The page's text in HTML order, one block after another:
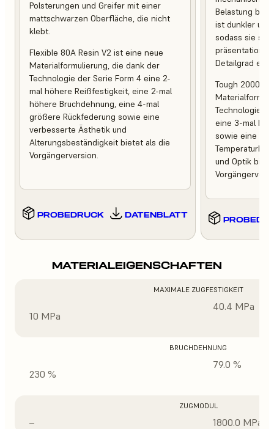
Polsterungen und Greifer mit einer
mattschwarzen Oberfläche, die nicht
klebt.
Flexible 80A Resin V2 ist eine neue
Materialformulierung, die dank der
Technologie der Serie Form 4 eine 2-
mal höhere Reißfestigkeit, eine 2-mal
höhere Bruchdehnung, eine 4-mal
größere Rückfederung sowie eine
verbesserte Ästhetik und
Alterungsbeständigkeit bietet als die
Vorgängerversion.
PROBEDRUCK DATENBLATT
Belastung bei.
ist dunkler
sodass sie
Detailgrad
Tough 2000
Technologie
eine 3-mal
sowie eine
und Optik
MATERIALEIGENSCHAFTEN
MAXIMALE ZUGFESTIGKEIT
10 MPa
40.4 MPa
BRUCHDEHNUNG
230 %
79.0 %
ZUGMODUL
– 1800.0 MPa